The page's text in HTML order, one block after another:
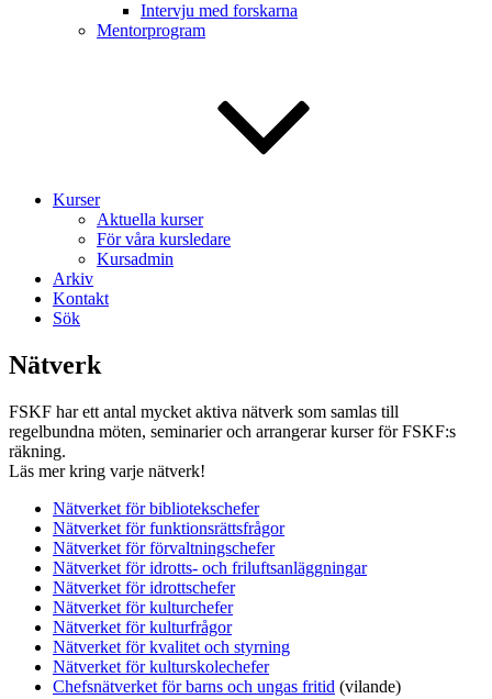
Intervju med forskarna
Mentorprogram
Kurser
Aktuella kurser
För våra kursledare
Kursadmin
Arkiv
Kontakt
Sök
Nätverk
FSKF har ett antal mycket aktiva nätverk som samlas till
regelbundna möten, seminarier och arrangerar kurser för FSKF:s
räkning.
Läs mer kring varje nätverk!
Nätverket för bibliotekschefer
Nätverket för funktionsrättsfrågor
Nätverket för förvaltningschefer
Nätverket för idrotts- och friluftsanläggningar
Nätverket för idrottschefer
Nätverket för kulturchefer
Nätverket för kulturfrågor
Nätverket för kvalitet och styrning
Nätverket för kulturskolechefer
Chefsnätverket för barns och ungas fritid (vilande)